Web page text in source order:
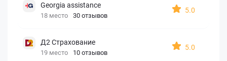
Georgia assistance
18 место 30 отзывов
5.0
Д2 Страхование
19 место 10 отзывов
5.0